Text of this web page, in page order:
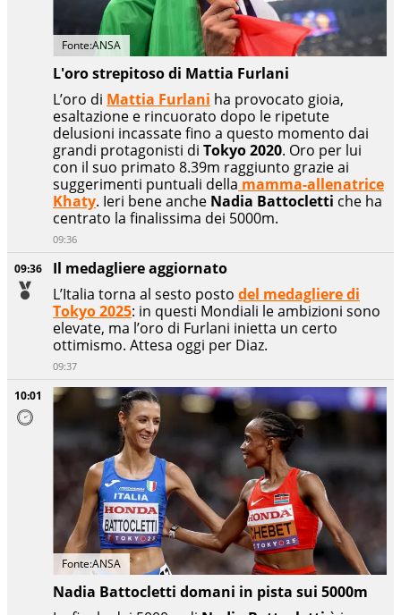
10:01
Fonte:ANSA
Nadia Battocletti domani in pista sui 5000m
09:36
Il medagliere aggiornato
L’Italia torna al sesto posto del medagliere di
Tokyo 2025: in questi Mondiali le ambizioni sono
elevate, ma l’oro di Furlani inietta un certo
ottimismo. Attesa oggi per Diaz.
09:37
Fonte:ANSA
L'oro strepitoso di Mattia Furlani
L’oro di Mattia Furlani ha provocato gioia,
esaltazione e rincuorato dopo le ripetute
delusioni incassate fino a questo momento dai
grandi protagonisti di Tokyo 2020. Oro per lui
con il suo primato 8.39m raggiunto grazie ai
suggerimenti puntuali della mamma-allenatrice
Khaty. Ieri bene anche Nadia Battocletti che ha
centrato la finalissima dei 5000m.
09:36